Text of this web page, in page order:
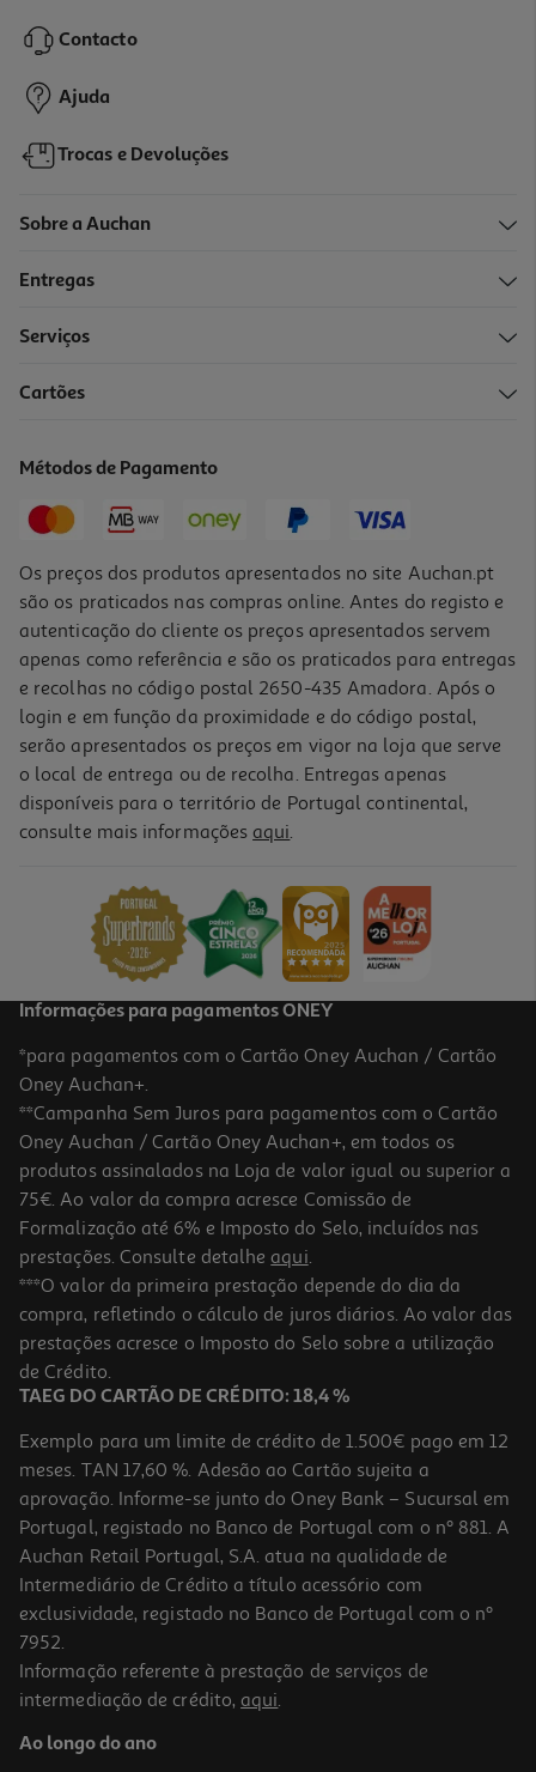
Contacto
Ajuda
Trocas e Devoluções
Sobre a Auchan
Entregas
Serviços
Cartões
Métodos de Pagamento
Os preços dos produtos apresentados no site Auchan.pt
são os praticados nas compras online. Antes do registo e
autenticação do cliente os preços apresentados servem
apenas como referência e são os praticados para entregas
e recolhas no código postal 2650-435 Amadora. Após o
login e em função da proximidade e do código postal,
serão apresentados os preços em vigor na loja que serve
o local de entrega ou de recolha. Entregas apenas
disponíveis para o território de Portugal continental,
consulte mais informações aqui.
Informações para pagamentos ONEY
*para pagamentos com o Cartão Oney Auchan / Cartão
Oney Auchan+.
**Campanha Sem Juros para pagamentos com o Cartão
Oney Auchan / Cartão Oney Auchan+, em todos os
produtos assinalados na Loja de valor igual ou superior a
75€. Ao valor da compra acresce Comissão de
Formalização até 6% e Imposto do Selo, incluídos nas
prestações. Consulte detalhe aqui.
***O valor da primeira prestação depende do dia da
compra, refletindo o cálculo de juros diários. Ao valor das
prestações acresce o Imposto do Selo sobre a utilização
de Crédito.
TAEG DO CARTÃO DE CRÉDITO: 18,4 %
Exemplo para um limite de crédito de 1.500€ pago em 12
meses. TAN 17,60 %. Adesão ao Cartão sujeita a
aprovação. Informe-se junto do Oney Bank – Sucursal em
Portugal, registado no Banco de Portugal com o nº 881. A
Auchan Retail Portugal, S.A. atua na qualidade de
Intermediário de Crédito a título acessório com
exclusividade, registado no Banco de Portugal com o nº
7952.
Informação referente à prestação de serviços de
intermediação de crédito, aqui.
Ao longo do ano